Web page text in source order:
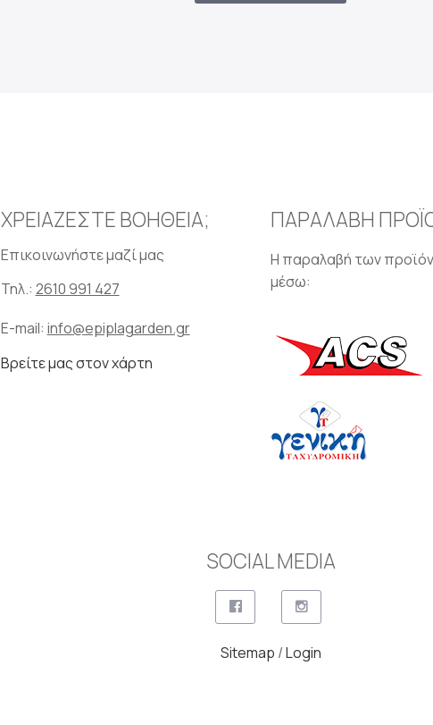
ΧΡΕΙΑΖΕΣΤΕ ΒΟΗΘΕΙΑ;
Επικοινωνήστε μαζί μας
Τηλ.: 2610 991 427
E-mail: info@epiplagarden.gr
Βρείτε μας στον χάρτη
ΠΑΡΑΛΑΒΗ
Η παραλαβή των
μέσω:
SOCIAL MEDIA
Sitemap /Login